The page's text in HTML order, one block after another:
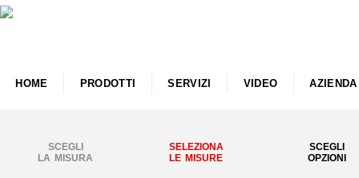
HOME PRODOTTI SERVIZI VIDEO AZIENDA
SCEGLI
LA MISURA
SELEZIONA
LE MISURE
SCEGLI
OPZIONI